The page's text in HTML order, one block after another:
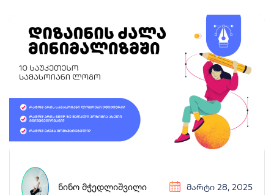
ᲜᲘᲜᲝ ᲛᲭᲔᲓᲚᲘᲨᲕᲘᲚᲘ ᲛᲐᲠᲢᲘ 28, 2025